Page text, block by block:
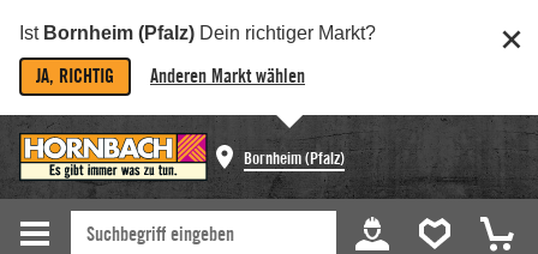
Ist Bornheim (Pfalz) Dein richtiger Markt?
JA, RICHTIG Anderen Markt wählen
Bornheim (Pfalz)